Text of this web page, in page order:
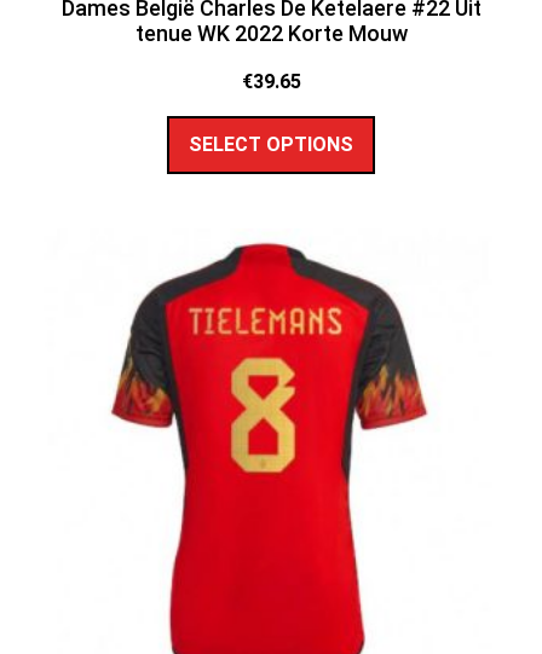
Dames België Charles De Ketelaere #22 Uit
tenue WK 2022 Korte Mouw
€39.65
SELECT OPTIONS